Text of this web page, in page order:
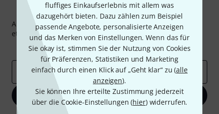
fluffiges Einkaufserlebnis mit allem was
dazugehört bieten. Dazu zählen zum Beispiel
passende Angebote, personalisierte Anzeigen
und das Merken von Einstellungen. Wenn das für
Sie okay ist, stimmen Sie der Nutzung von Cookies
für Präferenzen, Statistiken und Marketing
einfach durch einen Klick auf „Geht klar“ zu (alle
anzeigen).
Sie können Ihre erteilte Zustimmung jederzeit
über die Cookie-Einstellungen (hier) widerrufen.
Thomann Newsletter
Abonniere den Thomann Newsletter und gewinne mit
etwas Glück einen von
50 Gutscheinen über jeweils50€
Inspirierende Beiträge
Deals Thomann Insights
E-Mail-Adresse*
Jetzt anmelden